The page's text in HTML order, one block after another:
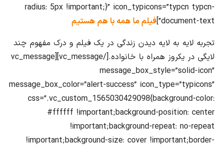
radius: 5px !important;}” icon_typicons=”typcn typcn-
document-text”] فیلم ما همه با هم هستیم
تجربه لایه به لایه دیدن زندگی در یک فیلم و درک مفهوم چند
لایگی در یکروز همراه با خانواده.[/vc_message][vc_message
message_box_style=”solid-icon”
message_box_color=”alert-success” icon_type=”typicons”
css=”.vc_custom_1565030429098{background-color:
#ffffff !important;background-position: center
!important;background-repeat: no-repeat
!important;background-size: cover !important;border-